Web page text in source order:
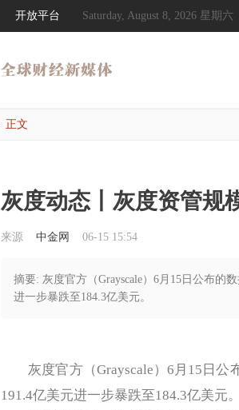
开放平台 Saturday, August 8, 2026 星期六
正文
灰度动态丨灰度资管规
来源 中金网 06-15 15:54
摘要: 灰度官方（Grayscale）6月15日公布的
进一步暴跌至184.3亿美元。
灰度官方（Grayscale）6月15日公
191.4亿美元进一步暴跌至184.3亿美元